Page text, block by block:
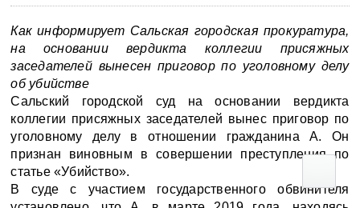
Как информирует Сальская городская прокуратура,
на основании вердикта коллегии присяжных
заседателей вынесен приговор по уголовному делу
об убийстве
Сальский городской суд на основании вердикта
коллегии присяжных заседателей вынес приговор по
уголовному делу в отношении гражданина А. Он
признан виновным в совершении преступленияпо
статье «Убийство».
В суде с участием государственного обвинителя